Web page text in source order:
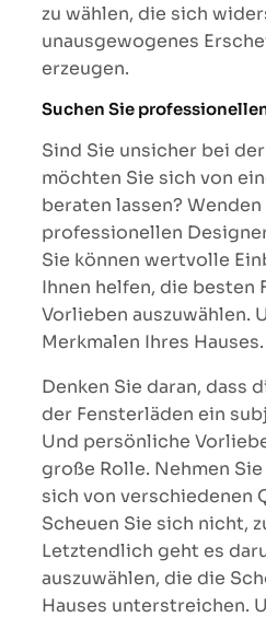
zu wählen, die sich
unausgewogenes
erzeugen.
Suchen Sie
Sind Sie unsicher bei
möchten Sie sich von
beraten lassen?
professionellen
Sie können wertvolle
Ihnen helfen, die besten
Vorlieben auszuwählen.
Merkmalen Ihres Hauses.
Denken Sie daran, dass
der Fensterläden ein
Und persönliche
große Rolle. Nehmen
sich von verschiedenen
Scheuen Sie sich nicht,
Letztendlich geht es
auszuwählen, die die
Hauses unterstreichen.